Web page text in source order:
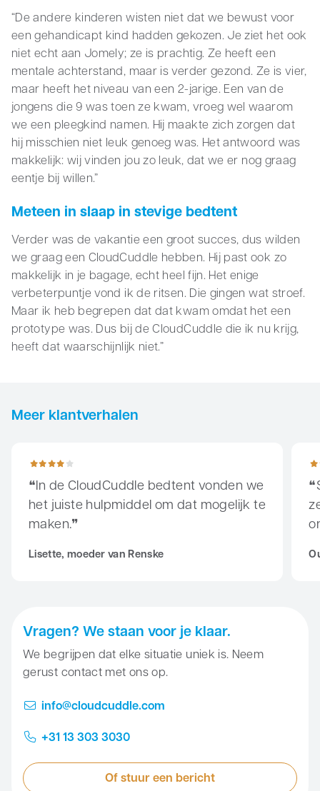
“De andere kinderen wisten niet dat we bewust voor
een gehandicapt kind hadden gekozen. Je ziet het ook
niet echt aan Jomely; ze is prachtig. Ze heeft een
mentale achterstand, maar is verder gezond. Ze is vier,
maar heeft het niveau van een 2-jarige. Een van de
jongens die 9 was toen ze kwam, vroeg wel waarom
we een pleegkind namen. Hij maakte zich zorgen dat
hij misschien niet leuk genoeg was. Het antwoord was
makkelijk: wij vinden jou zo leuk, dat we er nog graag
eentje bij willen.”
Meteen in slaap in stevige bedtent
Verder was de vakantie een groot succes, dus wilden
we graag een CloudCuddle hebben. Hij past ook zo
makkelijk in je bagage, echt heel fijn. Het enige
verbeterpuntje vond ik de ritsen. Die gingen wat stroef.
Maar ik heb begrepen dat dat kwam omdat het een
prototype was. Dus bij de CloudCuddle die ik nu krijg,
heeft dat waarschijnlijk niet.”
Meer klantverhalen
In de CloudCuddle bedtent vonden we
het juiste hulpmiddel om dat mogelijk te
maken.
Lisette, moeder van Renske
Vragen? We staan voor je klaar.
We begrijpen dat elke situatie uniek is. Neem
gerust contact met ons op.
info@cloudcuddle.com
+31 13 303 3030
Of stuur een bericht